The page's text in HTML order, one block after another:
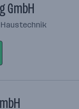
GmbH
Haustechnik